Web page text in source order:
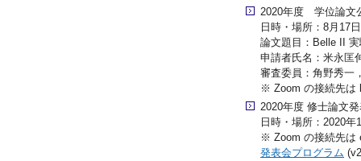
2020年度 学位論文
日時・場所：8月17
論文題目：Belle II
申請者氏名：米永匡
審査委員：角野秀一
※ Zoom の接続先は
2020年度 修士論文
日時・場所：2020
※ Zoom の接続先は
発表会プログラム